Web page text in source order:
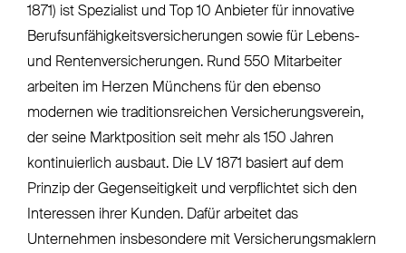
1871) ist Spezialist und Top 10 Anbieter für innovative
Berufsunfähigkeitsversicherungen sowie für Lebens-
und Rentenversicherungen. Rund 550 Mitarbeiter
arbeiten im Herzen Münchens für den ebenso
modernen wie traditionsreichen Versicherungsverein,
der seine Marktposition seit mehr als 150 Jahren
kontinuierlich ausbaut. Die LV 1871 basiert auf dem
Prinzip der Gegenseitigkeit und verpflichtet sich den
Interessen ihrer Kunden. Dafür arbeitet das
Unternehmen insbesondere mit Versicherungsmaklern